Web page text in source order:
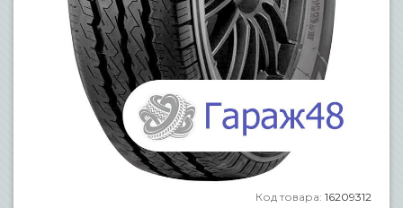
Код товара: 16209312